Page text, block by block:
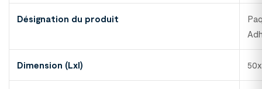
Désignation du produit
Dimension (Lxl)